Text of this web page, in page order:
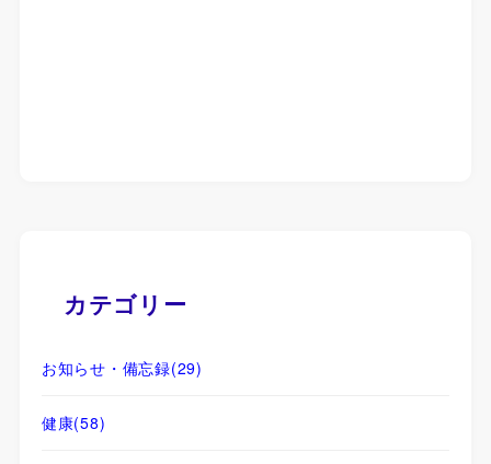
カテゴリー
お知らせ・備忘録(29)
健康(58)